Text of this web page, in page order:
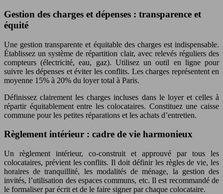
Gestion des charges et dépenses : transparence et
équité
Une gestion transparente et équitable des charges est indispensable.
Établissez un système de répartition clair, avec relevés réguliers des
compteurs (électricité, eau, gaz). Utilisez un outil en ligne pour
suivre les dépenses et éviter les conflits. Les charges représentent en
moyenne 15% à 20% du loyer total à Paris.
Définissez clairement les charges incluses dans le loyer et celles à
répartir équitablement entre les colocataires. Constituez une caisse
commune pour les petites réparations et les achats d’entretien.
Règlement intérieur : cadre de vie harmonieux
Un règlement intérieur, co-construit et approuvé par tous les
colocataires, prévient les conflits. Il doit définir les règles de vie, les
horaires de tranquillité, les modalités de ménage, la gestion des
invités, l’utilisation des espaces communs, etc. Il est recommandé de
le formaliser par écrit et de le faire signer par chaque colocataire.